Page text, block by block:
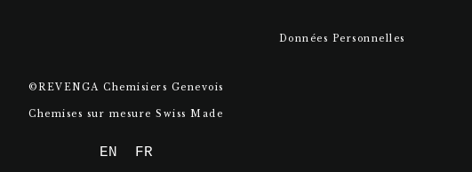
Données Personnelles
©REVENGA Chemisiers Genevois
Chemises sur mesure Swiss Made
EN FR